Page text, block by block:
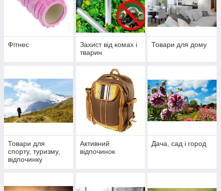
Фітнес
Захист від комах і
тварин
Товари для дому
Товари для
спорту, туризму,
відпочинку
Активний
відпочинок
Дача, сад і город